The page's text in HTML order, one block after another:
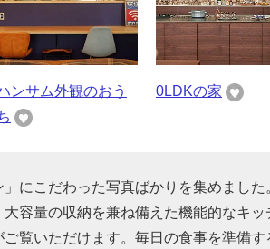
ンサム外観のおう
0LDKの家
」にこだわった写真ばかりを集めまし
容量の収納を兼ね備えた機能的なキ
覧いただけます。毎日の食事を準備